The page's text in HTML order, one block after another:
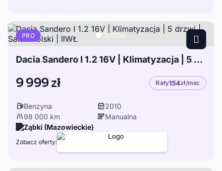
PRO
Dacia Sandero I 1.2 16V | Klimatyzacja | 5 drzwi | Salon Polski | IIWŁ
9 999 zł Raty154zł/msc
Benzyna
2010
98 000 km
Manualna
Ząbki (Mazowieckie)
Zobacz oferty: